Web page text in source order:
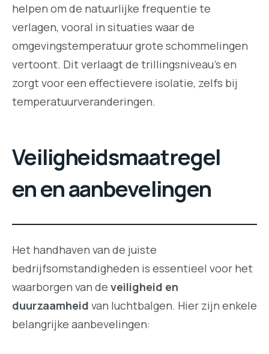
helpen om de natuurlijke frequentie te
verlagen, vooral in situaties waar de
omgevingstemperatuur grote schommelingen
vertoont. Dit verlaagt de trillingsniveau’s en
zorgt voor een effectievere isolatie, zelfs bij
temperatuurveranderingen.
Veiligheidsmaatregel
en en aanbevelingen
Het handhaven van de juiste
bedrijfsomstandigheden is essentieel voor het
waarborgen van de veiligheid en
duurzaamheid van luchtbalgen. Hier zijn enkele
belangrijke aanbevelingen: